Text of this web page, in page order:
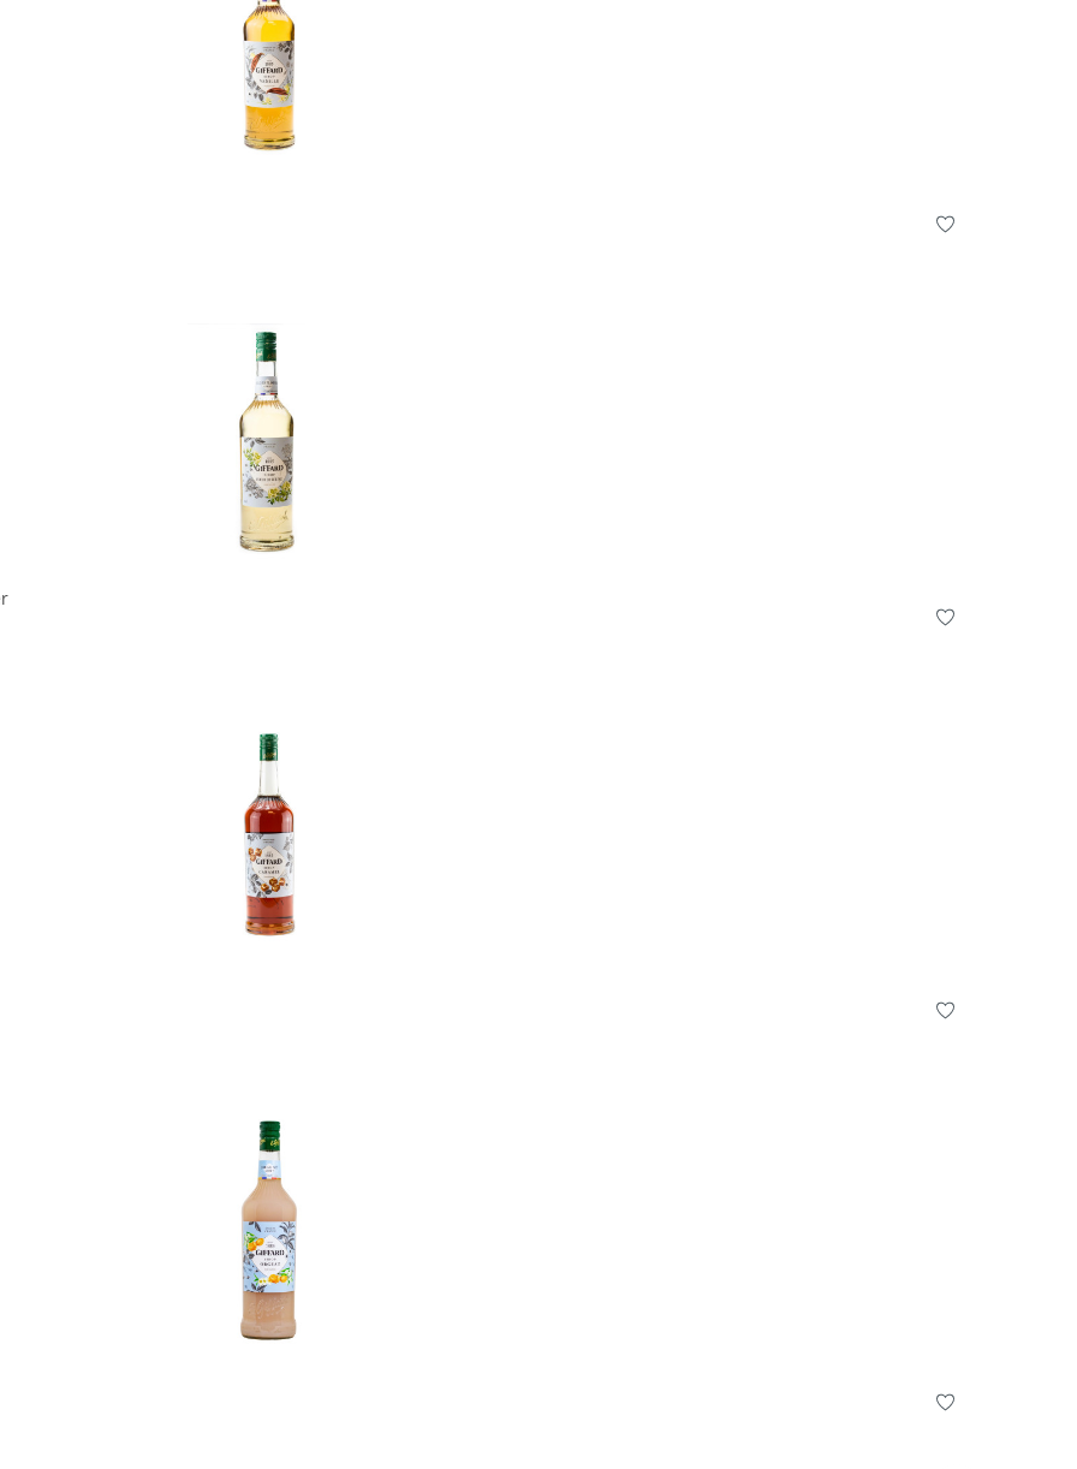
In den Korb
In den Korb
In den Korb
In den Korb